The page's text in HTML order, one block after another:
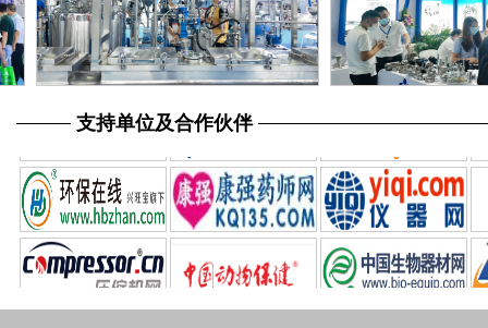
支持单位及合作伙伴